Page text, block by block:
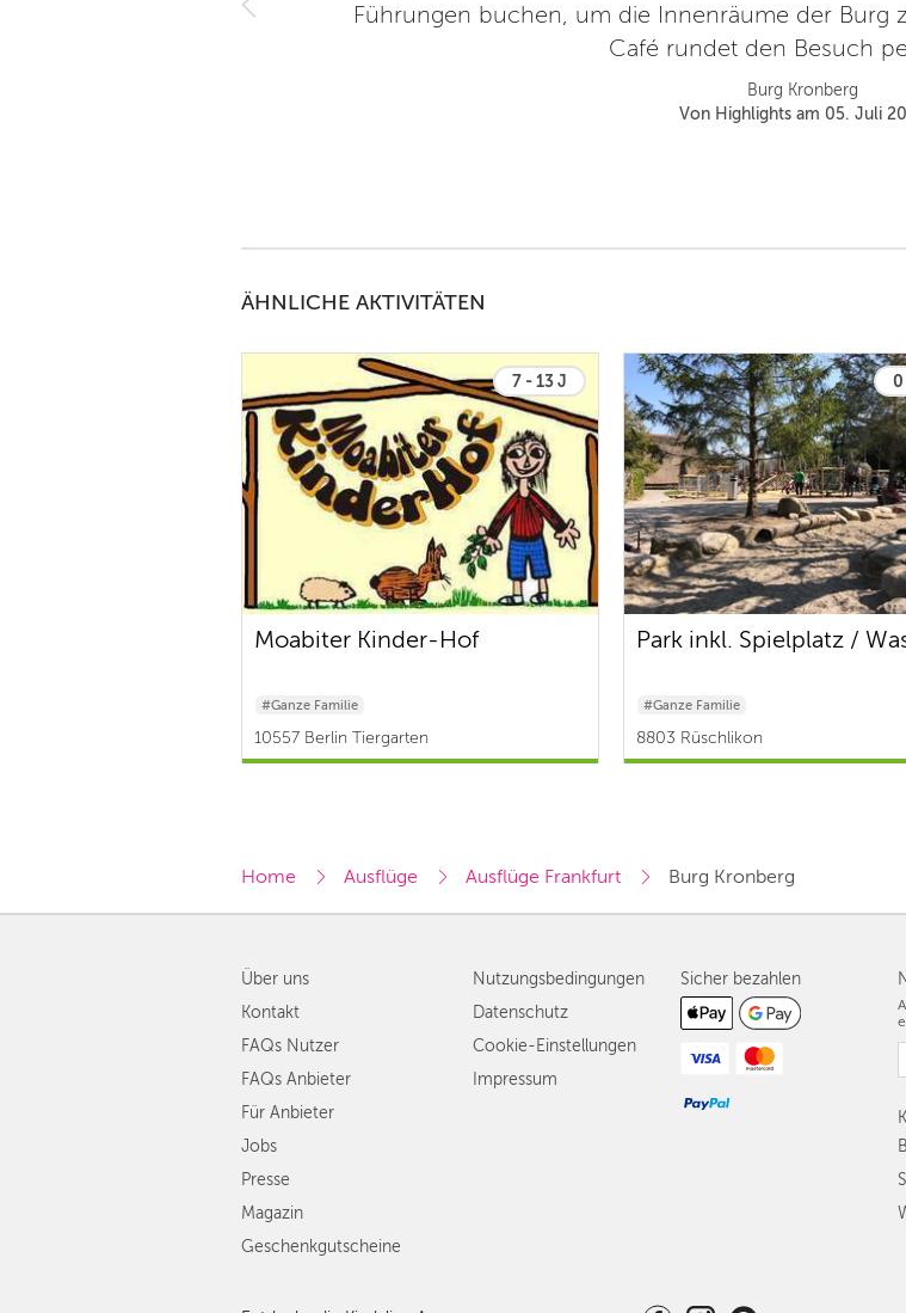
Führungen buchen, um die Innenräume der Burg
Café rundet den Besuch
Burg Kronberg
Von Highlights am 05. Juli
ÄHNLICHE AKTIVITÄTEN
7 - 13 J
Moabiter Kinder-Hof
#Ganze Familie
10557 Berlin Tiergarten
0
Park inkl. Spielplatz /
#Ganze Familie
8803 Rüschlikon
Home Ausflüge Ausflüge Frankfurt Burg Kronberg
Über uns
Kontakt
FAQs Nutzer
FAQs Anbieter
Für Anbieter
Jobs
Presse
Magazin
Geschenkgutscheine
Nutzungsbedingungen
Datenschutz
Cookie-Einstellungen
Impressum
Sicher bezahlen